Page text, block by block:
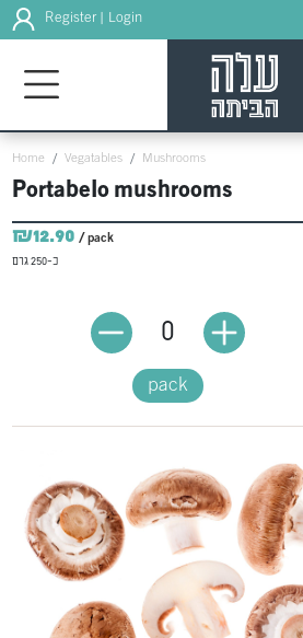
Register Login
Home Vegatables Mushrooms
Portabelo mushrooms
₪12.90 / pack
כ-250 גרם
pack
0